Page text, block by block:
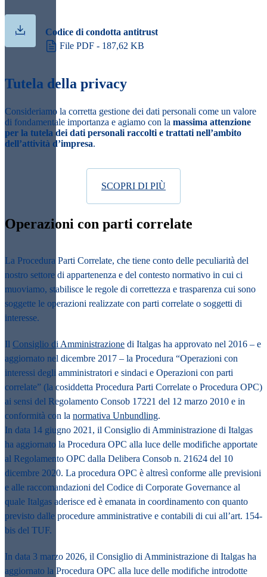
Codice di condotta antitrust
File PDF - 187,62 KB
Tutela della privacy
Consideriamo la corretta gestione dei dati personali come un valore
di fondamentale importanza e agiamo con la massima attenzione
per la tutela dei dati personali raccolti e trattati nell’ambito
dell’attività d’impresa.
SCOPRI DI PIÙ
Operazioni con parti correlate
La Procedura Parti Correlate, che tiene conto delle peculiarità del
nostro settore di appartenenza e del contesto normativo in cui ci
muoviamo, stabilisce le regole di correttezza e trasparenza cui sono
soggette le operazioni realizzate con parti correlate o soggetti di
interesse.
Il Consiglio di Amministrazione di Italgas ha approvato nel 2016 – e
aggiornato nel dicembre 2017 – la Procedura “Operazioni con
interessi degli amministratori e sindaci e Operazioni con parti
correlate” (la cosiddetta Procedura Parti Correlate o Procedura OPC)
ai sensi del Regolamento Consob 17221 del 12 marzo 2010 e in
conformità con la normativa Unbundling.
In data 14 giugno 2021, il Consiglio di Amministrazione di Italgas
ha aggiornato la Procedura OPC alla luce delle modifiche apportate
al Regolamento OPC dalla Delibera Consob n. 21624 del 10
dicembre 2020. La procedura OPC è altresì conforme alle previsioni
e alle raccomandazioni del Codice di Corporate Governance al
quale Italgas aderisce ed è emanata in coordinamento con quanto
previsto dalle procedure amministrative e contabili di cui all’art. 154-
bis del TUF.
In data 3 marzo 2026, il Consiglio di Amministrazione di Italgas ha
aggiornato la Procedura OPC alla luce delle modifiche introdotte